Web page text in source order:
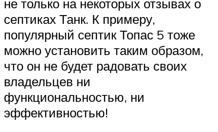
не только на некоторых отзывах о
септиках Танк. К примеру,
популярный септик Топас 5 тоже
можно установить таким образом,
что он не будет радовать своих
владельцев ни
функциональностью, ни
эффективностью!